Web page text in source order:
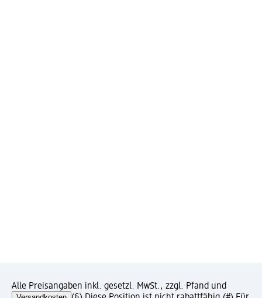
Alle Preisangaben inkl. gesetzl. MwSt., zzgl. Pfand und